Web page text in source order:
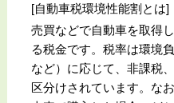
[自動車税環境性能割とは]
売買などで自動車を取得
る税金です。税率は環境
など）に応じて、非課税
区分けされています。な